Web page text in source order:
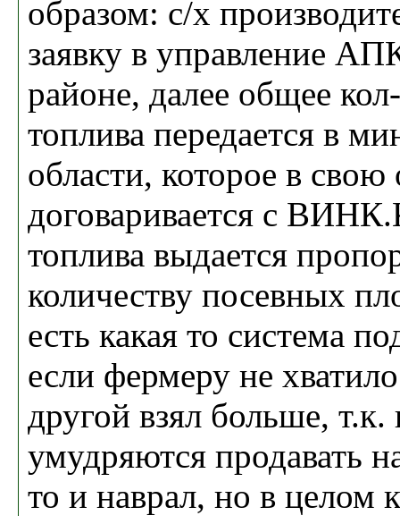
образом: с/х
заявку в управление
районе, далее общее
топлива передается в
области, которое в свою
договаривается с
топлива выдается
количеству посевных
есть какая то система
если фермеру не
другой взял больше, т.к.
умудряются продавать
то и наврал, но в целом